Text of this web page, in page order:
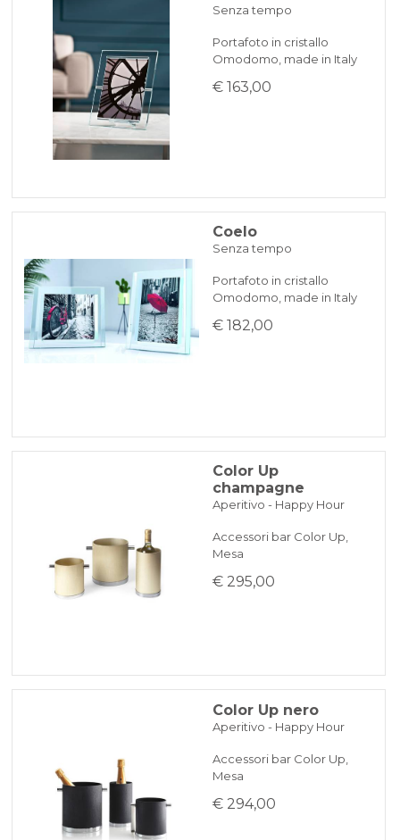
Senza tempo
Portafoto in cristallo
Omodomo, made in Italy
€ 163,00
Coelo
Senza tempo
Portafoto in cristallo
Omodomo, made in Italy
€ 182,00
Color Up
champagne
Aperitivo - Happy Hour
Accessori bar Color Up,
Mesa
€ 295,00
Color Up nero
Aperitivo - Happy Hour
Accessori bar Color Up,
Mesa
€ 294,00